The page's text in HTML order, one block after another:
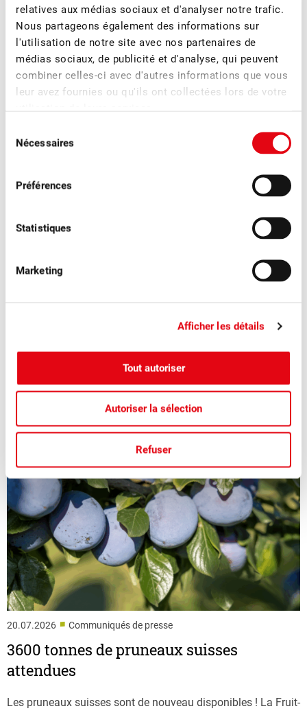
relatives aux médias sociaux et d'analyser notre trafic.
Nous partageons également des informations sur
l'utilisation de notre site avec nos partenaires de
médias sociaux, de publicité et d'analyse, qui peuvent
combiner celles-ci avec d'autres informations que vous
leur avez fournies ou qu'ils ont collectées lors de votre
Nécessaires
Préférences
Statistiques
Marketing
Afficher les détails
Tout autoriser
Autoriser la sélection
Refuser
Plus d'actualités
04.08.2026 ■
La saison des pruneaux suisses juteux et aromatiques bat
20.07.2026 ■ Communiqués de presse
3600 tonnes de pruneaux suisses
attendues
Les pruneaux suisses sont de nouveau disponibles ! La Fruit-